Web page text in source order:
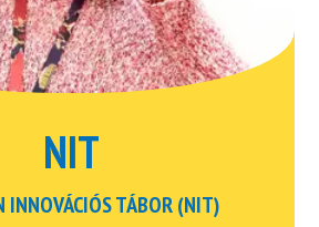
NIT
INNOVÁCIÓS TÁBOR (NIT)